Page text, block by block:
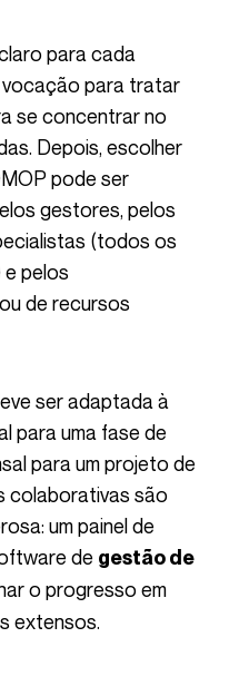
vocação para tratar
se concentrar no
Depois, escolher
pode ser
gestores, pelos
(todos os
e pelos
de recursos
para uma fase de
para um projeto de
colaborativas são
um painel de
de gestão de
o progresso em
extensos.